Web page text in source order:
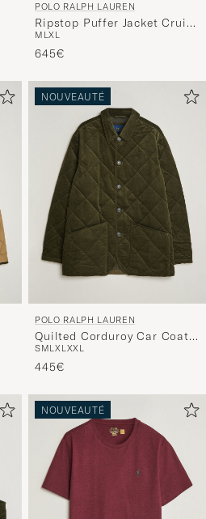
POLO RALPH LAUREN
Ripstop Puffer Jacket Cruise
Navy
M LXL
645€
NOUVEAUTÉ
POLO RALPH LAUREN
Quilted Corduroy Car Coat
Company Olive
SMLXLXXL
445€
NOUVEAUTÉ